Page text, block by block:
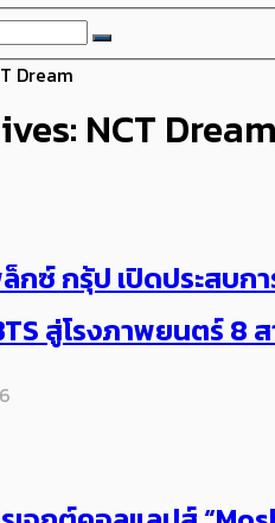
Dream
NCT Dream
ล็กซ์ กรุ้ป เปิดประสบ
สู่โรงภาพยนตร์